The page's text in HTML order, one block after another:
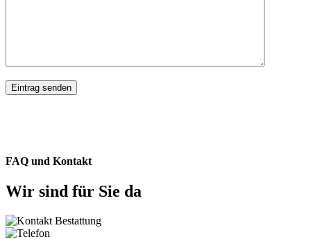
FAQ und Kontakt
Wir sind für Sie da